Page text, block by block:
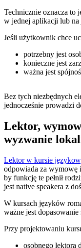
Technicznie oznacza to
w jednej aplikacji lub
Jeśli użytkownik chce
potrzebny jest
konieczne jest
ważna jest
Bez tych niezbędnych
jednocześnie prowadzi
Lektor,
wyzwanie
Lektor w kursie
odpowiada za wymowę
by funkcję te pełnił
jest native speakera z
W kursach języków
ważne jest
Przy projektowaniu
osobnego lektora